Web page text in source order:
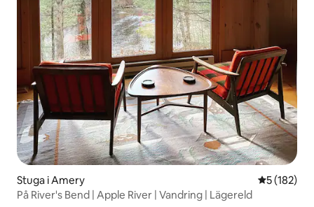
Stuga i Amery 5 av 5 i
5 (182)
På River's Bend | Apple River | Vandring | Lägereld